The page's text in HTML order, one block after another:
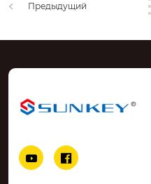
Предыдущий
 